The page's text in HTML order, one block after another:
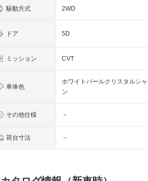
駆動方式 2WD
ドア 5D
ミッション CVT
車体色
ホワイトパールクリスタルシャ
ン
その他仕様 －
荷台寸法 －